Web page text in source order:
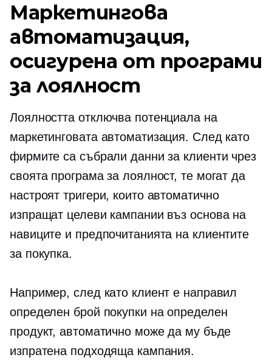
Маркетингова
автоматизация,
осигурена от програми
за лоялност
Лоялността отключва потенциала на
маркетинговата автоматизация. След като
фирмите са събрали данни за клиенти чрез
своята програма за лоялност, те могат да
настроят тригери, които автоматично
изпращат целеви кампании въз основа на
навиците и предпочитанията на клиентите
за покупка.
Например, след като клиент е направил
определен брой покупки на определен
продукт, автоматично може да му бъде
изпратена подходяща кампания.